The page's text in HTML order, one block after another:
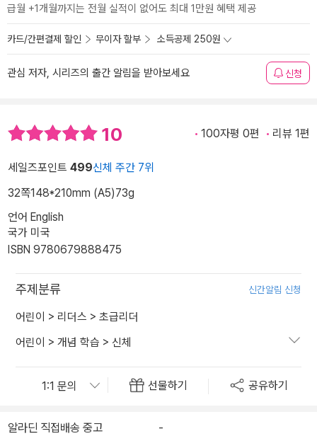
급월 +1개월까지는 전월 실적이 없어도 최대 1만원 혜택 제공
카드/간편결제 할인 무이자 할부 소득공제 250원
관심 저자, 시리즈의 출간 알림을 받아보세요 신청
10 100자평 0편 리뷰 1편
세일즈포인트 499신체 주간 7위
32쪽148*210mm (A5)73g
언어 English
국가 미국
ISBN 9780679888475
주제분류 신간알림 신청
어린이 > 리더스 > 초급리더
어린이 > 개념 학습 > 신체
선물하기 공유하기
알라딘 직접배송 중고
-